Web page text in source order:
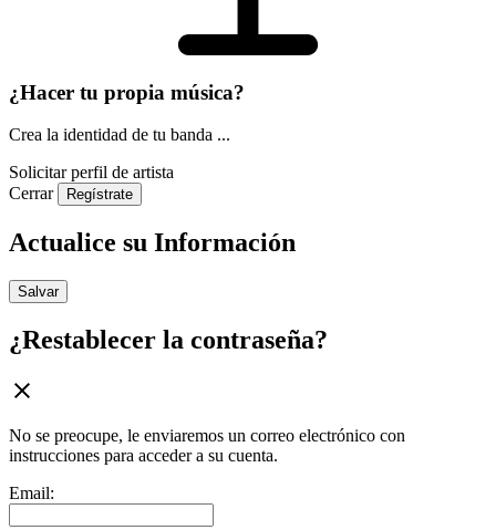
¿Hacer tu propia música?
Crea la identidad de tu banda ...
Solicitar perfil de artista
Cerrar
Regístrate
Actualice su Información
Salvar
¿Restablecer la contraseña?
No se preocupe, le enviaremos un correo electrónico con
instrucciones para acceder a su cuenta.
Email: